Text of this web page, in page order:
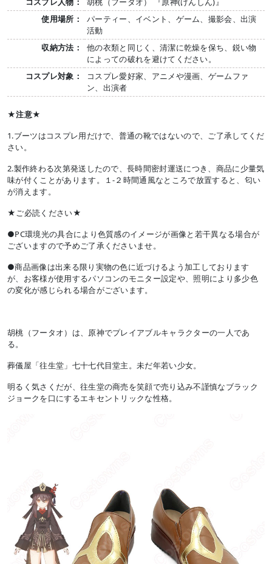
使用場所：
パーティー、イベント、ゲーム、撮影会、出演
活動
収納方法：
他の衣類と同じく、清潔に乾燥を保ち、鋭い物
によっての破れを避けてください。
コスプレ対象：
コスプレ愛好家、アニメや漫画、ゲームファ
ン、出演者
★注意★
1.ブーツはコスプレ用だけで、普通の靴ではないので、ご了承してくだ
さい。
2.製作終わる次第発送したので、長時間密封運送につき、商品に少量気
味が付くことがあります。１-２時間通風なところで放置すると、匂い
が消えます。
★ご必読ください★
●PC環境光の具合により色質感のイメージが画像と若干異なる場合が
ございますので予めご了承くださいませ。
●商品画像は出来る限り実物の色に近づけるよう加工しております
が、お客様が使用するパソコンのモニター設定や、照明により多少色
の変化が感じられる場合がございます。
胡桃（フータオ）は、原神でプレイアブルキャラクターの一人であ
る。
葬儀屋「往生堂」七十七代目堂主。未だ年若い少女。
明るく気さくだが、往生堂の商売を笑顔で売り込み不謹慎なブラック
ジョークを口にするエキセントリックな性格。